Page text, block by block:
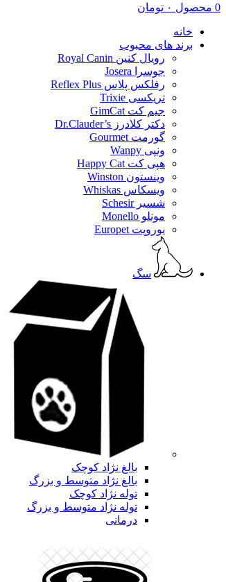
0 محصول ۰ تومان
خانه
برند های محبوب
رویال کنین Royal Canin
جوسرا Josera
رفلکس پلاس Reflex Plus
تریکسی Trixie
جیم کت GimCat
دکتر کلادرز Dr.Clauder’s
گورمت Gourmet
ونپی Wanpy
هپی کت Happy Cat
وینستون Winston
ویسکاس Whiskas
شسیر Schesir
مونلو Monello
یوروپت Europet
سگ
بالغ نژاد کوچک
بالغ نژاد متوسط و بزرگ
توله نژاد کوچک
توله نژاد متوسط و بزرگ
درمانی